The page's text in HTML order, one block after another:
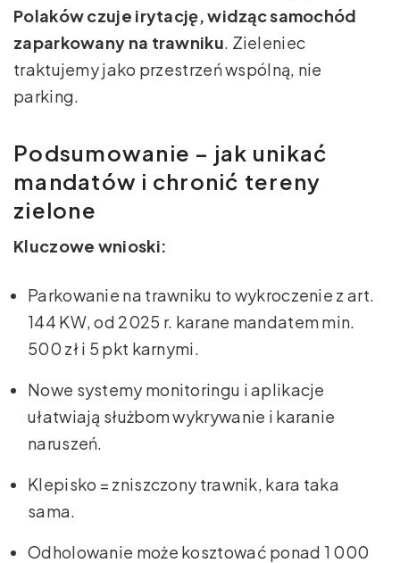
Polaków czuje irytację, widząc samochód
zaparkowany na trawniku. Zieleniec
traktujemy jako przestrzeń wspólną, nie
parking.
Podsumowanie – jak unikać
mandatów i chronić tereny
zielone
Kluczowe wnioski:
Parkowanie na trawniku to wykroczenie z art.
144 KW, od 2025 r. karane mandatem min.
500 zł i 5 pkt karnymi.
Nowe systemy monitoringu i aplikacje
ułatwiają służbom wykrywanie i karanie
naruszeń.
Klepisko = zniszczony trawnik, kara taka
sama.
Odholowanie może kosztować ponad 1 000